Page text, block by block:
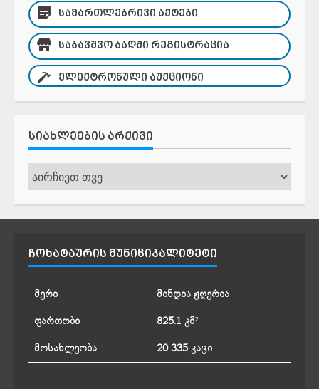
ᲡᲐᲛᲐᲠᲗᲚᲔᲑᲠᲘᲕᲘ ᲐᲥᲢᲔᲑᲘ
ᲡᲐᲑᲐᲕᲨᲕᲝ ᲑᲐᲦᲨᲘ ᲠᲔᲒᲘᲡᲢᲠᲐᲪᲘᲐ
ᲔᲚᲔᲥᲢᲠᲝᲜᲣᲚᲘ ᲐᲣᲥᲪᲘᲝᲜᲘ
ᲡᲘᲐᲮᲚᲔᲔᲑᲘᲡ ᲐᲠᲥᲘᲕᲘ
სიახლეების
არქივი
ᲩᲝᲮᲐᲢᲐᲣᲠᲘᲡ ᲛᲣᲜᲘᲪᲘᲞᲐᲚᲘᲢᲔᲢᲘ
მერი
მინდია ჟღერია
ფართობი
825.1 კმ²
მოსახლეობა
20 335 კაცი